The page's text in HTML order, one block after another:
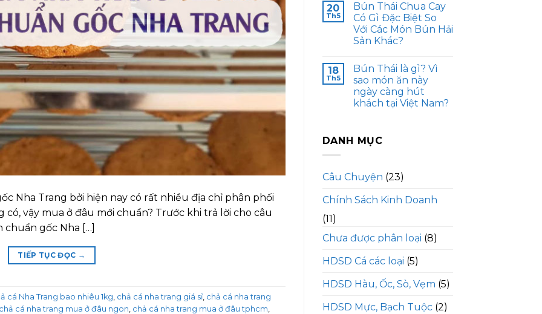
Nha Trang bởi hiện nay có rất nhiều địa chỉ phân phối
có, vậy mua ở đâu mới chuẩn? Trước khi trả lời cho câu
chuẩn gốc Nha […]
TIẾP TỤC ĐỌC →
cá Nha Trang bao nhiêu 1kg chả cá nha trang giá sỉ chả cá nha trang
cá nha trang mua ở đâu ngon chả cá nha trang mua ở đâu tphcm
20
Th5
Bún Thái Chua Cay
Có Gì Đặc Biệt So
Với Các Món Bún Hải
Sản Khác?
18
Th5
Bún Thái là gì? Vì
sao món ăn này
ngày càng hút
khách tại Việt Nam?
DANH MỤC
Câu Chuyện (23)
Chính Sách Kinh Doanh
(11)
Chưa được phân loại (8)
HDSD Cá các loại (5)
HDSD Hàu, Ốc, Sò, Vẹm (5)
HDSD Mực, Bạch Tuộc(2)